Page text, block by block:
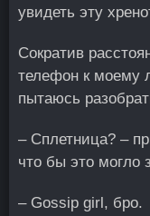
увидеть эту
Сократив
телефон к моему
пытаюсь
– Сплетница? –
что бы это могло
– Gossip girl, бро.